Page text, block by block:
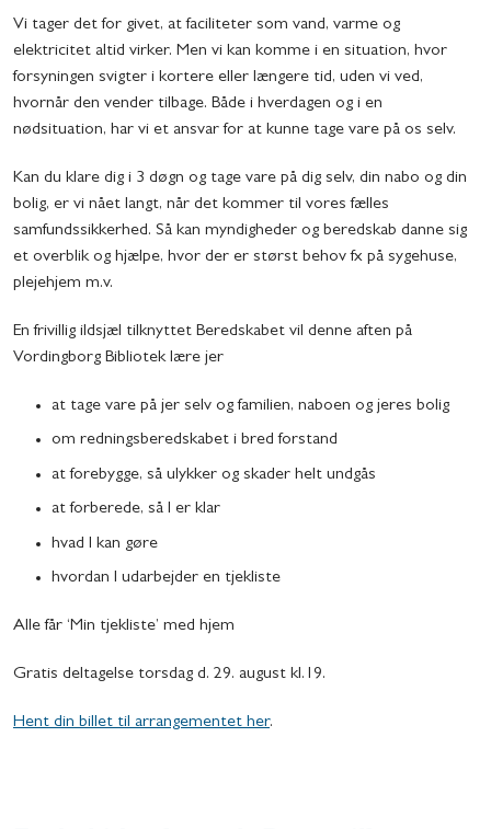
Vi tager det for givet, at faciliteter som vand, varme og
elektricitet altid virker. Men vi kan komme i en situation, hvor
forsyningen svigter i kortere eller længere tid, uden vi ved,
hvornår den vender tilbage. Både i hverdagen og i en
nødsituation, har vi et ansvar for at kunne tage vare på os selv.
Kan du klare dig i 3 døgn og tage vare på dig selv, din nabo og din
bolig, er vi nået langt, når det kommer til vores fælles
samfundssikkerhed. Så kan myndigheder og beredskab danne sig
et overblik og hjælpe, hvor der er størst behov fx på sygehuse,
plejehjem m.v.
En frivillig ildsjæl tilknyttet Beredskabet vil denne aften på
Vordingborg Bibliotek lære jer
at tage vare på jer selv og familien, naboen og jeres bolig
om redningsberedskabet i bred forstand
at forebygge, så ulykker og skader helt undgås
at forberede, så I er klar
hvad I kan gøre
hvordan I udarbejder en tjekliste
Alle får ‘Min tjekliste’ med hjem
Gratis deltagelse torsdag d. 29. august kl.19.
Hent din billet til arrangementet her.